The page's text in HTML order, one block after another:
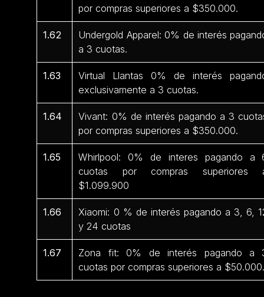
por compras superiores a $350.000.
1.62
Undergold Apparel: 0% de interés
a 3 cuotas.
1.63
Virtual Llantas 0% de interés
exclusivamente a 3 cuotas.
1.64
Vivant: 0% de interés pagando a 3
por compras superiores a $350.000.
1.65
Whirlpool: 0% de interes pagando a
cuotas por compras superiores
$1.099.900
1.66
Xiaomi: 0 % de interés pagando a 3, 6,
y 24 cuotas
1.67
Zona fit: 0% de interés pagando a
cuotas por compras superiores a